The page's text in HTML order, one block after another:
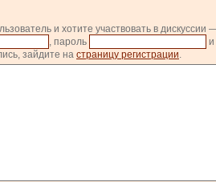
и хотите участвовать в дискуссии
, пароль и
зайдите на страницу регистрации.